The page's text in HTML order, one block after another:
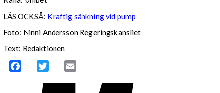
LÄS OCKSÅ: Kraftig sänkning vid pump
Foto: Ninni Andersson Regeringskansliet
Text: Redaktionen
Facebook Twitter